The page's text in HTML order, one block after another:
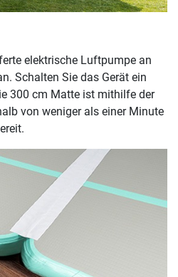
elektrische Luftpumpe an
Schalten Sie das Gerät ein
300 cm Matte ist mithilfe der
von weniger als einer Minute